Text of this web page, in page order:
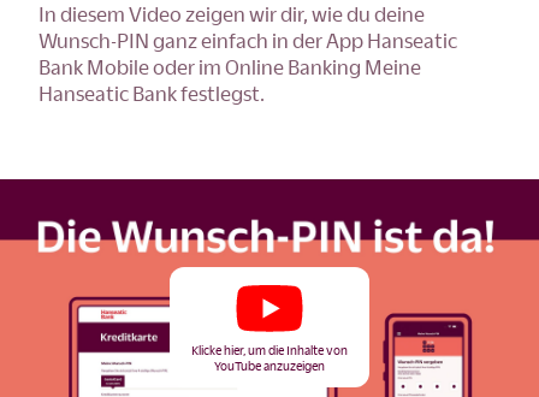
In diesem Video zeigen wir dir, wie du deine
Wunsch-PIN ganz einfach in der App Hanseatic
Bank Mobile oder im Online Banking Meine
Hanseatic Bank festlegst.
Klicke hier, um die Inhalte von
YouTube anzuzeigen